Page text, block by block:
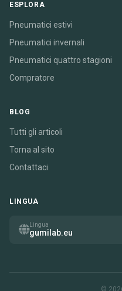
ESPLORA
Pneumatici estivi
Pneumatici invernali
Pneumatici quattro stagioni
Compratore
BLOG
Tutti gli articoli
Torna al sito
Contattaci
LINGUA
Lingua
gumilab.eu
©